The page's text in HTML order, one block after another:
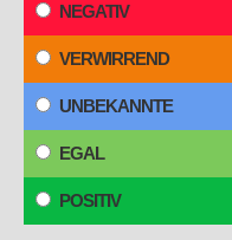
NEGATIV
VERWIRREND
UNBEKANNTE
EGAL
POSITIV